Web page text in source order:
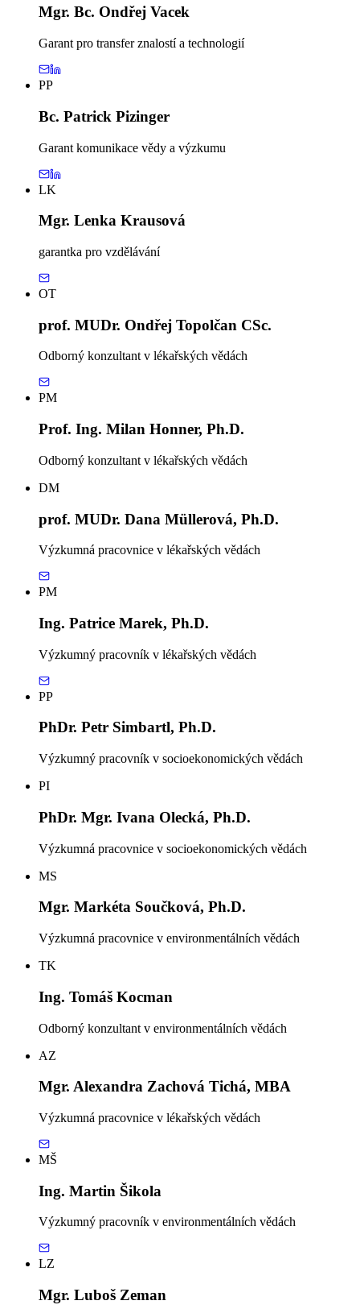
Mgr. Bc. Ondřej Vacek
Garant pro transfer znalostí a technologií
PP
Bc. Patrick Pizinger
Garant komunikace vědy a výzkumu
LK
Mgr. Lenka Krausová
garantka pro vzdělávání
OT
prof. MUDr. Ondřej Topolčan CSc.
Odborný konzultant v lékařských vědách
PM
Prof. Ing. Milan Honner, Ph.D.
Odborný konzultant v lékařských vědách
DM
prof. MUDr. Dana Müllerová, Ph.D.
Výzkumná pracovnice v lékařských vědách
PM
Ing. Patrice Marek, Ph.D.
Výzkumný pracovník v lékařských vědách
PP
PhDr. Petr Simbartl, Ph.D.
Výzkumný pracovník v socioekonomických vědách
PI
PhDr. Mgr. Ivana Olecká, Ph.D.
Výzkumná pracovnice v socioekonomických vědách
MS
Mgr. Markéta Součková, Ph.D.
Výzkumná pracovnice v environmentálních vědách
TK
Ing. Tomáš Kocman
Odborný konzultant v environmentálních vědách
AZ
Mgr. Alexandra Zachová Tichá, MBA
Výzkumná pracovnice v lékařských vědách
MŠ
Ing. Martin Šikola
Výzkumný pracovník v environmentálních vědách
LZ
Mgr. Luboš Zeman